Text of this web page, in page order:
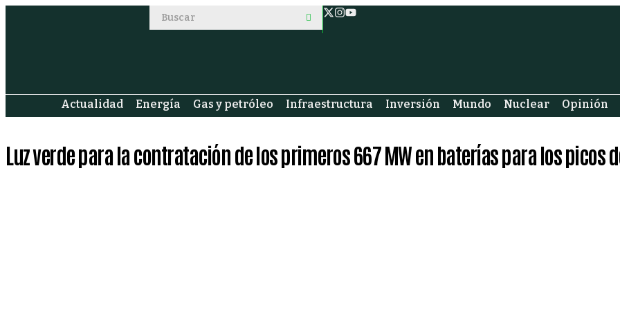
Actualidad Energía Gas y petróleo Infraestructura Inversión Mundo Nuclear Opinión
Luz verde para la contratación de los primeros 667 MW en baterías para los picos